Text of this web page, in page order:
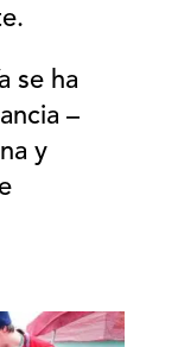
se ha
–
y